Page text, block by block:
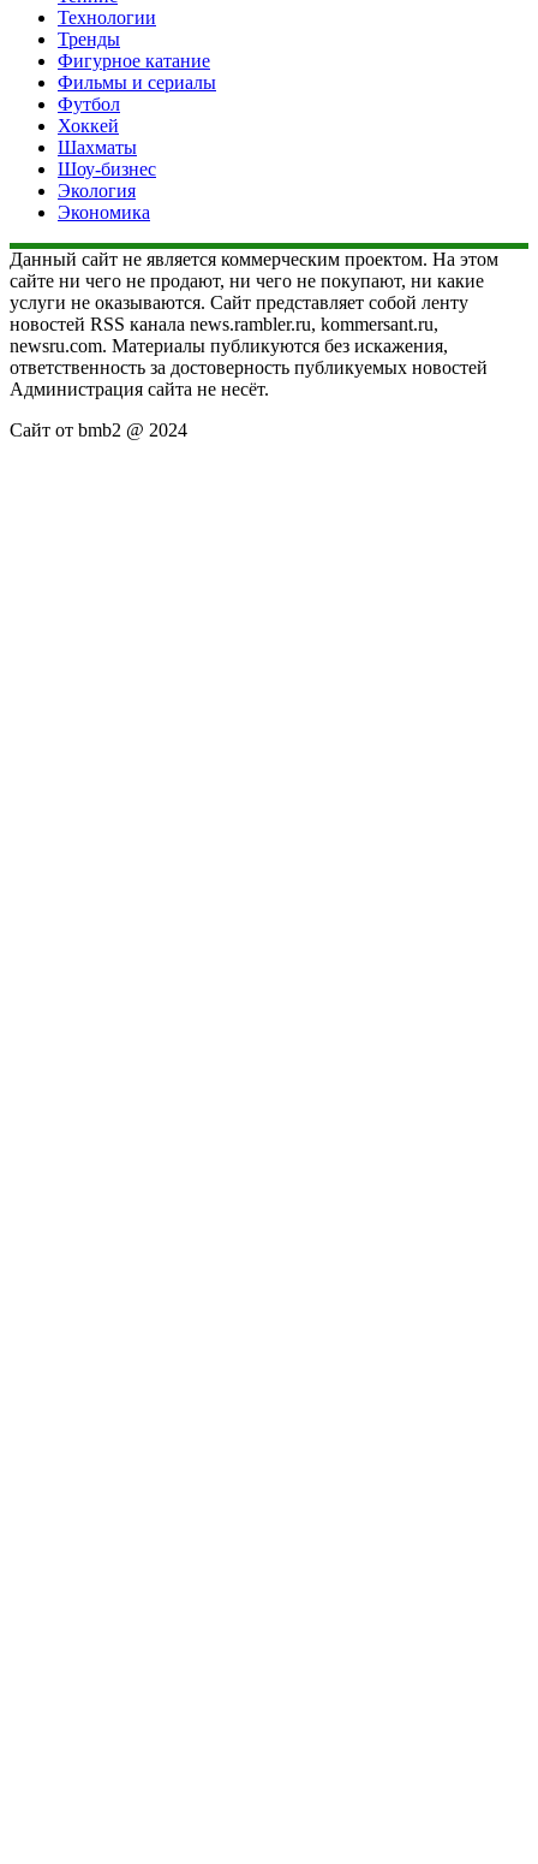
Технологии
Тренды
Фигурное катание
Фильмы и сериалы
Футбол
Хоккей
Шахматы
Шоу-бизнес
Экология
Экономика
Данный сайт не является коммерческим проектом. На этом
сайте ни чего не продают, ни чего не покупают, ни какие
услуги не оказываются. Сайт представляет собой ленту
новостей RSS канала news.rambler.ru, kommersant.ru,
newsru.com. Материалы публикуются без искажения,
ответственность за достоверность публикуемых новостей
Администрация сайта не несёт.
Сайт от bmb2 @ 2024